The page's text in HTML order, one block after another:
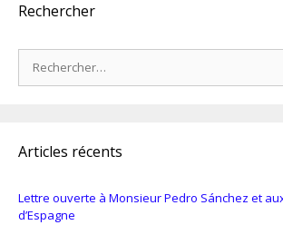
Rechercher
Articles récents
Lettre ouverte à Monsieur Pedro Sánchez et
d’Espagne